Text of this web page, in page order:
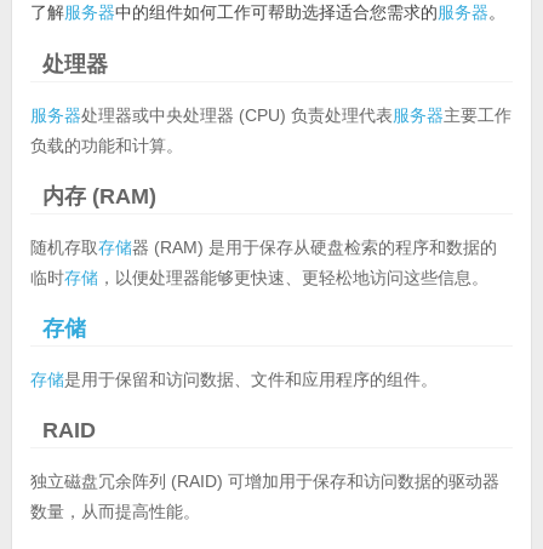
了解服务器中的组件如何工作可帮助选择适合您需求的服务器。
处理器
服务器处理器或中央处理器 (CPU) 负责处理代表服务器主要工作
负载的功能和计算。
内存 (RAM)
随机存取存储器 (RAM) 是用于保存从硬盘检索的程序和数据的
临时存储，以便处理器能够更快速、更轻松地访问这些信息。
存储
存储是用于保留和访问数据、文件和应用程序的组件。
RAID
独立磁盘冗余阵列 (RAID) 可增加用于保存和访问数据的驱动器
数量，从而提高性能。